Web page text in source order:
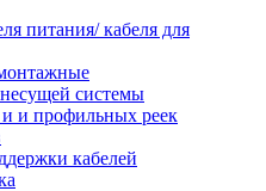
питания/ кабеля для
системы
и профильных реек
кабелей